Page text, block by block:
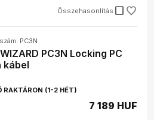
Összehasonlítás check_box_outline_blank
PC3N
PC3N Locking PC
kábel
RAKTÁRON (1-2 HÉT)
7 189 HUF